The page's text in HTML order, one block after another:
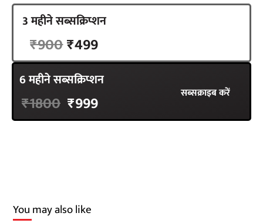
3 महीने सब्सक्रिप्शन
₹900₹499
6 महीने सब्सक्रिप्शन
₹1800 ₹999 सब्सक्राइब करें
You may also like